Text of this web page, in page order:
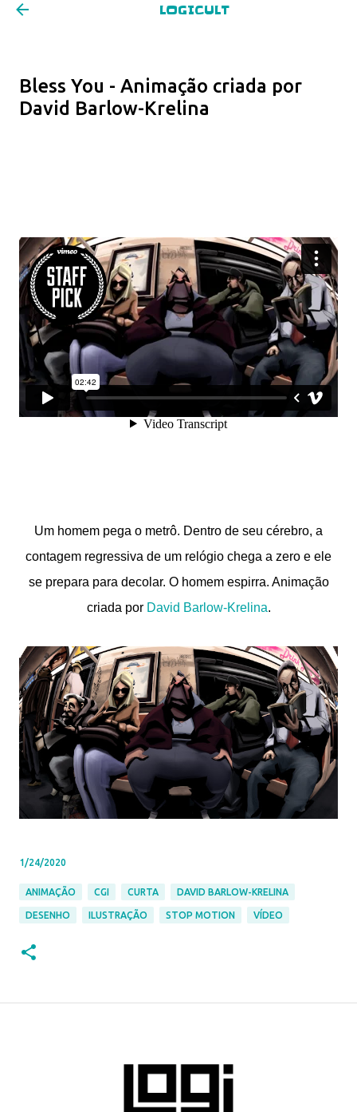
LOGICULT
Bless You - Animação criada por
David Barlow-Krelina
Um homem pega o metrô. Dentro de seu cérebro, a
contagem regressiva de um relógio chega a zero e ele
se prepara para decolar. O homem espirra. Animação
criada por David Barlow-Krelina.
1/24/2020
ANIMAÇÃO CGI CURTA DAVID BARLOW-KRELINA
DESENHO ILUSTRAÇÃO STOP MOTION VÍDEO